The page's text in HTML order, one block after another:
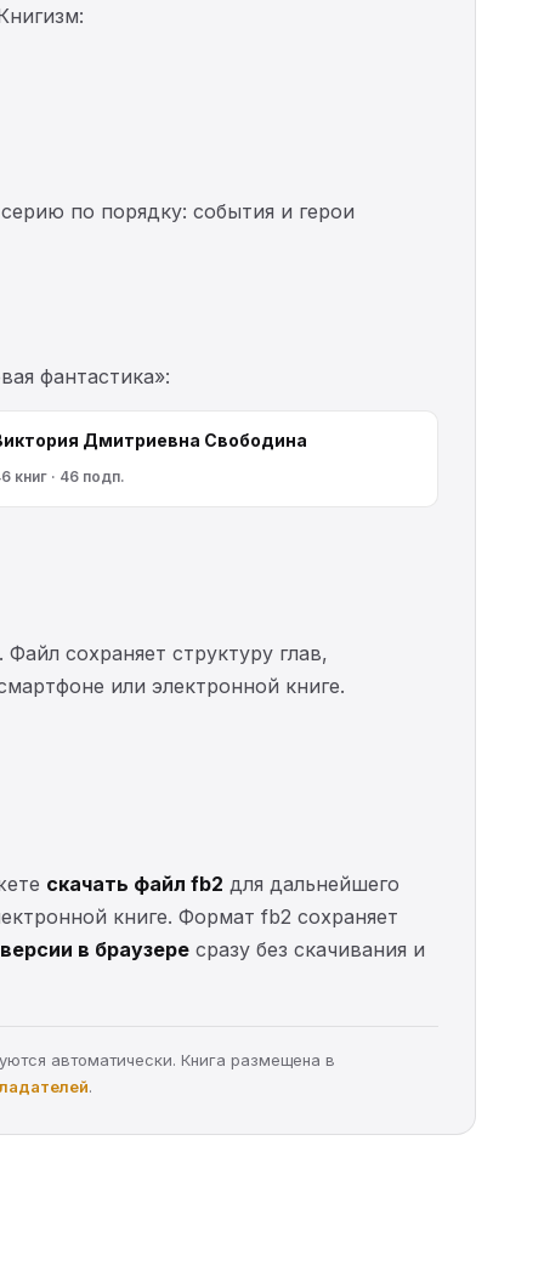
по порядку: события и герои
фантастика»:
Дмитриевна Свободина
книг · 46 подп.
сохраняет структуру глав,
или электронной книге.
скачать файл fb2 для дальнейшего
книге. Формат fb2 сохраняет
в браузере сразу без скачивания и
автоматически. Книга размещена в
.